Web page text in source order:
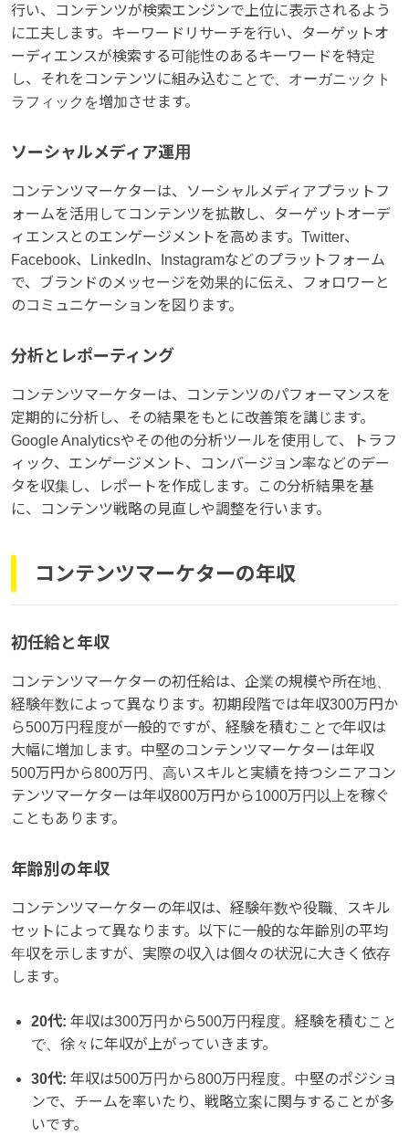
行い、コンテンツが検索エンジンで上位に表示されるよう
に工夫します。キーワードリサーチを行い、ターゲットオ
ーディエンスが検索する可能性のあるキーワードを特定
し、それをコンテンツに組み込むことで、オーガニックト
ラフィックを増加させます。
ソーシャルメディア運用
コンテンツマーケターは、ソーシャルメディアプラットフ
ォームを活用してコンテンツを拡散し、ターゲットオーデ
ィエンスとのエンゲージメントを高めます。Twitter、
Facebook、LinkedIn、Instagramなどのプラットフォーム
で、ブランドのメッセージを効果的に伝え、フォロワーと
のコミュニケーションを図ります。
分析とレポーティング
コンテンツマーケターは、コンテンツのパフォーマンスを
定期的に分析し、その結果をもとに改善策を講じます。
Google Analyticsやその他の分析ツールを使用して、トラフ
ィック、エンゲージメント、コンバージョン率などのデー
タを収集し、レポートを作成します。この分析結果を基
に、コンテンツ戦略の見直しや調整を行います。
コンテンツマーケターの年収
初任給と年収
コンテンツマーケターの初任給は、企業の規模や所在地、
経験年数によって異なります。初期段階では年収300万円か
ら500万円程度が一般的ですが、経験を積むことで年収は
大幅に増加します。中堅のコンテンツマーケターは年収
500万円から800万円、高いスキルと実績を持つシニアコン
テンツマーケターは年収800万円から1000万円以上を稼ぐ
こともあります。
年齢別の年収
コンテンツマーケターの年収は、経験年数や役職、スキル
セットによって異なります。以下に一般的な年齢別の平均
年収を示しますが、実際の収入は個々の状況に大きく依存
します。
20代: 年収は300万円から500万円程度。経験を積むこと
で、徐々に年収が上がっていきます。
30代: 年収は500万円から800万円程度。中堅のポジショ
ンで、チームを率いたり、戦略立案に関与することが多
いです。